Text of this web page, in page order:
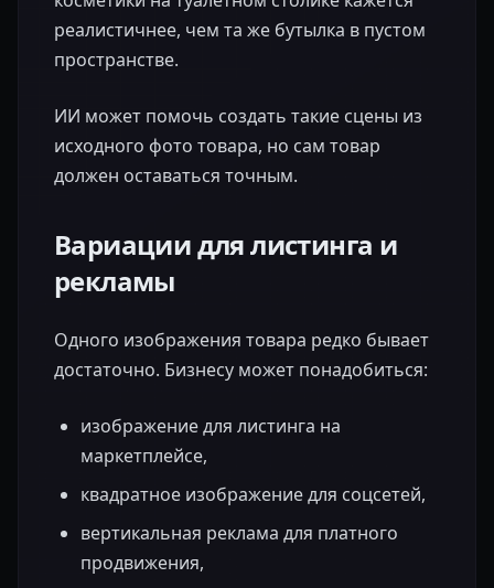
реалистичнее, чем та же бутылка в пустом
пространстве.
ИИ может помочь создать такие сцены из
исходного фото товара, но сам товар
должен оставаться точным.
Вариации для листинга и
рекламы
Одного изображения товара редко бывает
достаточно. Бизнесу может понадобиться:
изображение для листинга на
маркетплейсе,
квадратное изображение для соцсетей,
вертикальная реклама для платного
продвижения,